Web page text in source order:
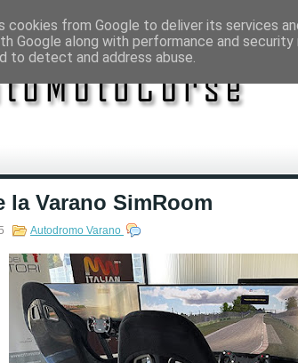
la Varano SimRoom
Autodromo Varano
cookies from Google to deliver its services
Google along with performance and
to detect and address abuse.